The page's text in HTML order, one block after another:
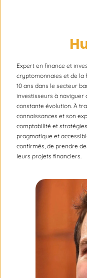
Expert en finance et
cryptomonnaies et de la
10 ans dans le secteur
investisseurs à naviguer
constante évolution. À
connaissances et son
comptabilité et
pragmatique et
confirmés, de prendre
leurs projets financiers.